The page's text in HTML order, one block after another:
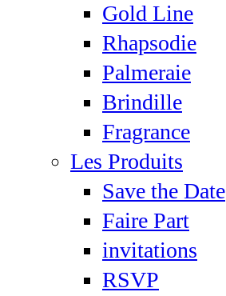
Gold Line
Rhapsodie
Palmeraie
Brindille
Fragrance
Les Produits
Save the Date
Faire Part
invitations
RSVP